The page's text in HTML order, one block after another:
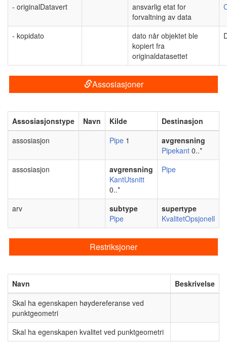
- originalDatavert
ansvarlig etat for
forvaltning av data
- kopidato
dato når objektet ble
kopiert fra
originaldatasettet
Assosiasjoner
Assosiasjonstype Navn Kilde
Destinasjon
assosiasjon
Pipe 1
avgrensning
Pipekant 0..*
assosiasjon
avgrensning
KantUtsnitt
0..*
Pipe
arv
subtype
Pipe
supertype
KvalitetOpsjonell
Restriksjoner
Navn
Beskrivelse
Skal ha egenskapen høydereferanse ved
punktgeometri
Skal ha egenskapen kvalitet ved punktgeometri